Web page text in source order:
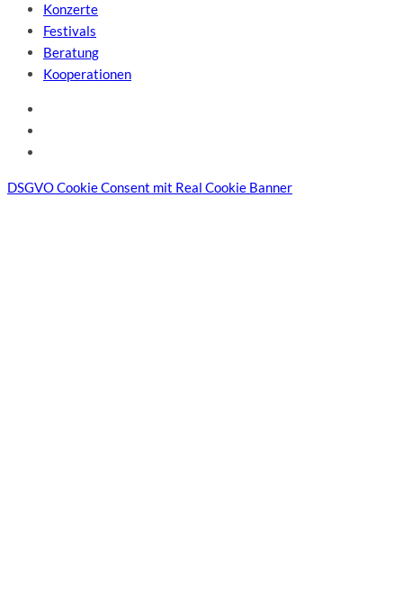
Konzerte
Festivals
Beratung
Kooperationen
DSGVO Cookie Consent mit Real Cookie Banner